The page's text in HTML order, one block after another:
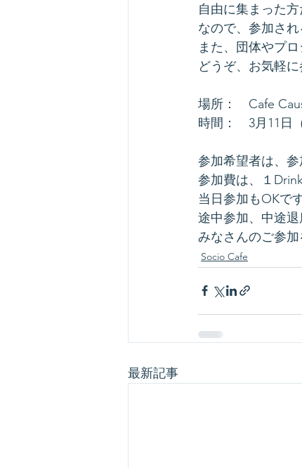
自由に集まった
なので、参加さ
また、団体やプ
どうぞ、お気軽
場所：　Cafe
時間：　3月11日
参加希望者は、参
参加費は、１
当日参加もOKで
途中参加、中途
みなさんのご参加
Socio Cafe
最新記事